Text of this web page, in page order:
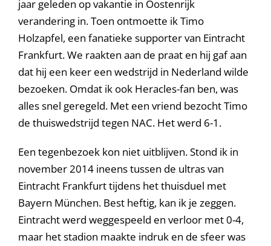
jaar geleden op vakantie in Oostenrijk
verandering in. Toen ontmoette ik Timo
Holzapfel, een fanatieke supporter van Eintracht
Frankfurt. We raakten aan de praat en hij gaf aan
dat hij een keer een wedstrijd in Nederland wilde
bezoeken. Omdat ik ook Heracles-fan ben, was
alles snel geregeld. Met een vriend bezocht Timo
de thuiswedstrijd tegen NAC. Het werd 6-1.
Een tegenbezoek kon niet uitblijven. Stond ik in
november 2014 ineens tussen de ultras van
Eintracht Frankfurt tijdens het thuisduel met
Bayern München. Best heftig, kan ik je zeggen.
Eintracht werd weggespeeld en verloor met 0-4,
maar het stadion maakte indruk en de sfeer was